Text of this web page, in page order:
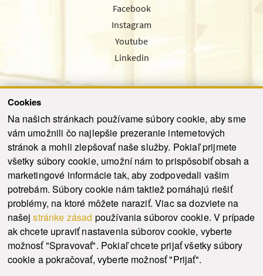
Cookies
Na našich stránkach používame súbory cookie, aby sme
vám umožnili čo najlepšie prezeranie internetových
stránok a mohli zlepšovať naše služby. Pokiaľ prijmete
všetky súbory cookie, umožní nám to prispôsobiť obsah a
marketingové informácie tak, aby zodpovedali vašim
potrebám. Súbory cookie nám taktiež pomáhajú riešiť
problémy, na ktoré môžete naraziť. Viac sa dozviete na
našejstránke zásad používania súborov cookie. V prípade
ak chcete upraviť nastavenia súborov cookie, vyberte
možnosť "Spravovať". Pokiaľ chcete prijať všetky súbory
cookie a pokračovať, vyberte možnosť "Prijať".
Facebook
Instagram
Youtube
Linkedin
Odoslať
© 2021-2026 ku.sk. Všetky práva vyhradené. Ochrana osobných údajov
Vyhlásenie o prístupnosti |
Admin
This site is protected by reCAPTCHA and the Google Privacy Policy and Terms of
Service
apply.